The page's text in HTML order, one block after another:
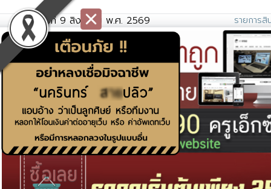
วันอาทิตย์ที่ 9 สิงหาคม พ.ศ. 2569 รายการสิ